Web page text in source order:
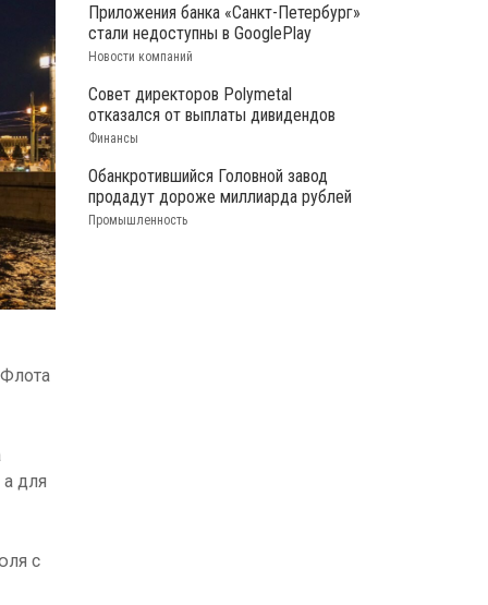
для
с
Приложения банка «Санкт-Петербург»
стали недоступны в GooglePlay
Новости компаний
Совет директоров Polymetal
отказался от выплаты дивидендов
Финансы
Обанкротившийся Головной завод
продадут дороже миллиарда рублей
Промышленность